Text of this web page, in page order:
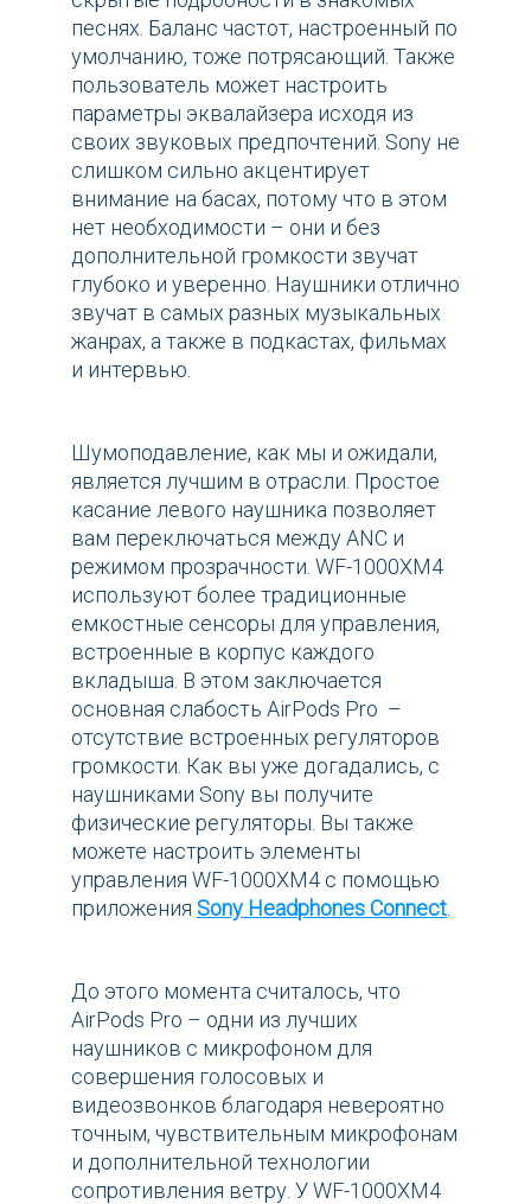
песнях. Баланс частот, настроенный по
умолчанию, тоже потрясающий. Также
пользователь может настроить
параметры эквалайзера исходя из
своих звуковых предпочтений. Sony не
слишком сильно акцентирует
внимание на басах, потому что в этом
нет необходимости – они и без
дополнительной громкости звучат
глубоко и уверенно. Наушники отлично
звучат в самых разных музыкальных
жанрах, а также в подкастах, фильмах
и интервью.
Шумоподавление, как мы и ожидали,
является лучшим в отрасли. Простое
касание левого наушника позволяет
вам переключаться между ANC и
режимом прозрачности. WF-1000XM4
используют более традиционные
емкостные сенсоры для управления,
встроенные в корпус каждого
вкладыша. В этом заключается
основная слабость AirPods Pro –
отсутствие встроенных регуляторов
громкости. Как вы уже догадались, с
наушниками Sony вы получите
физические регуляторы. Вы также
можете настроить элементы
управления WF-1000XM4 с помощью
приложения Sony Headphones Connect
До этого момента считалось, что
AirPods Pro – одни из лучших
наушников с микрофоном для
совершения голосовых и
видеозвонков благодаря невероятно
точным, чувствительным микрофонам
и дополнительной технологии
сопротивления ветру. У WF-1000XM4